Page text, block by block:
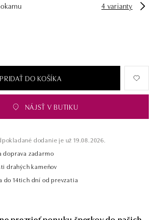
30 rokov. Každý šperk je tak originál a je
4 varianty
PRIDAŤ DO KOŠÍKA
NÁJSŤ V BUTIKU
dodanie je už 19.08.2026.
doprava zadarmo
drahých kameňov
do 14tich dní od prevzatia